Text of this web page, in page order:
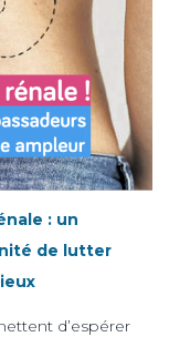
: un
de lutter
d’espérer